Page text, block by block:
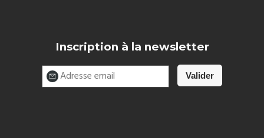
Inscription à la newsletter